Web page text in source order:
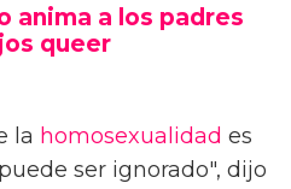
anima a los padres
queer
la homosexualidad es
ser ignorado", dijo